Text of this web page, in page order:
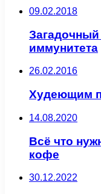
09.02.2018
иммунитета
26.02.2016
Худеющим
14.08.2020
Всё что
кофе
30.12.2022